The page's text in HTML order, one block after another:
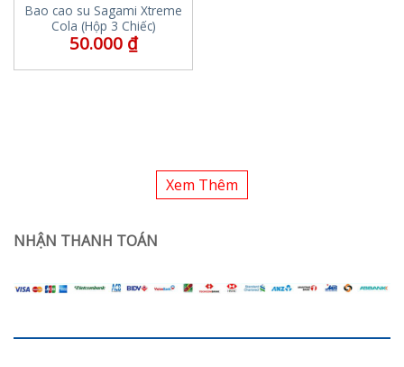
Bao cao su Sagami Xtreme
Cola (Hộp 3 Chiếc)
50.000 ₫
Xem Thêm
NHẬN THANH TOÁN